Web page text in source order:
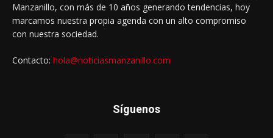
Manzanillo, con más de 10 años generando tendencias, hoy
marcamos nuestra propia agenda con un alto compromiso
con nuestra sociedad.
Contacto: hola@noticiasmanzanillo.com
Síguenos